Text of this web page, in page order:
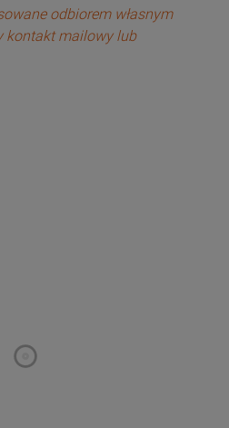
odbiorem własnym
kontakt mailowy lub